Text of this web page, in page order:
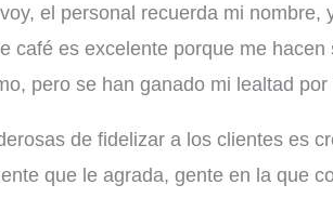
el personal recuerda mi nombre,
café es excelente porque me
pero se han ganado mi lealtad por
de fidelizar a los clientes es
que le agrada, gente en la que